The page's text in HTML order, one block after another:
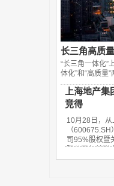
长三角高质
“长三角一体化”
体化”和“高质量
上海地产集
竞得
10月28日，从
（
司95%股权暨
限公司与关联